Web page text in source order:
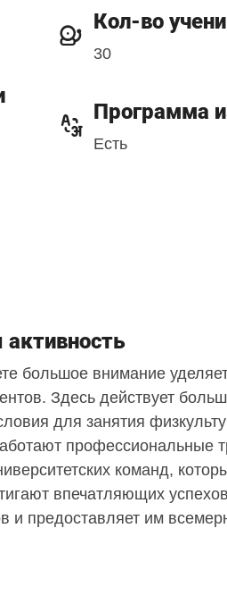
Кол-во
30
Программа
Есть
активность
большое внимание
Здесь действует
для занятия
профессиональные
команд,
впечатляющих
и предоставляет им